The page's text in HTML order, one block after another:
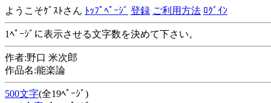
ようこそｹﾞｽﾄさん ﾄｯﾌﾟﾍﾟｰｼﾞ 登録 ご利用方法 ﾛｸﾞｲﾝ
1ﾍﾟｰｼﾞに表示させる文字数を決めて下さい。
作者:野口 米次郎
作品名:能楽論
500文字(全19ﾍﾟｰｼﾞ)